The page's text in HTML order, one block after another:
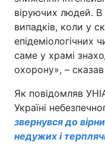
віруючих людей. В
випадків, коли у
епідеміологічних
саме у храмі
охорону», –
Як повідомляв
Україні
звернувся до
недужих і